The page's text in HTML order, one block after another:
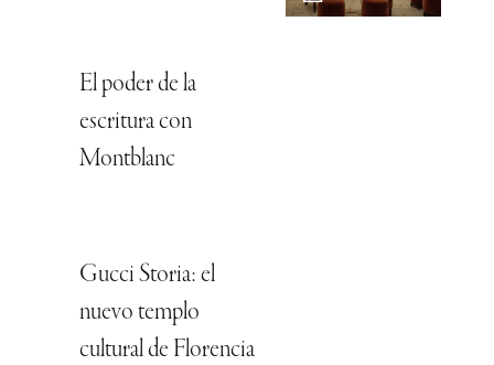
El poder de la
escritura con
Montblanc
Gucci Storia: el
nuevo templo
cultural de Florencia